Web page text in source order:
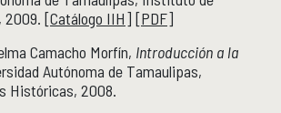
2009. [Catálogo IIH] [PDF]
Camacho Morfín, Introducción a la
Autónoma de Tamaulipas,
Históricas, 2008.